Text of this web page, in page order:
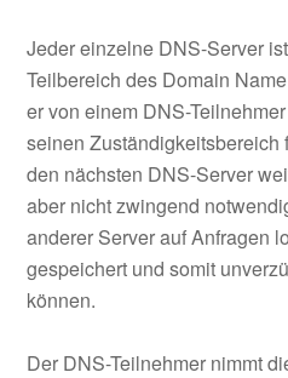
Jeder einzelne DNS-Server
Teilbereich des Domain
er von einem DNS-
seinen Zuständigkeitsbereich
den nächsten DNS-Server
aber nicht zwingend
anderer Server auf Anfragen
gespeichert und somit
können.
Der DNS-Teilnehmer nimmt